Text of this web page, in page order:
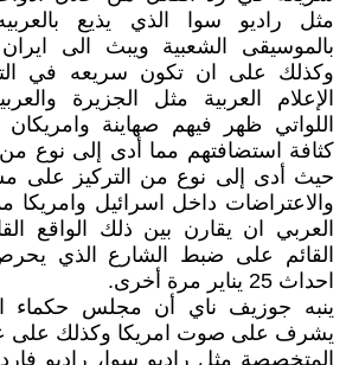
مثل راديو سوا الذي يذيع بالعربيه
بالموسيقى الشعبية ويبث الى ايران
وكذلك على ان تكون سريعه في
الإعلام العربية مثل الجزيرة
اللواتي ظهر فيهم صهاينة
كثافة استضافتهم مما أدى إلى نوع
حيث أدى إلى نوع من التركيز على
والاعتراضات داخل اسرائيل وامريكا
العربي ان يقارن بين ذلك الواقع
القائم على ضبط الشارع الذي
احداث 25 يناير مرة أخرى.
ينبه جوزيف ناي أن مجلس حكماء
يشرف على صوت امريكا وكذلك على
المتخصصة مثل راديو سوا، راديو